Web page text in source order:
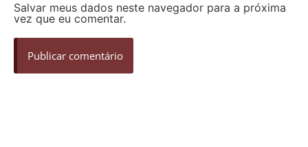
Salvar meus dados neste navegador para a próxima
vez que eu comentar.